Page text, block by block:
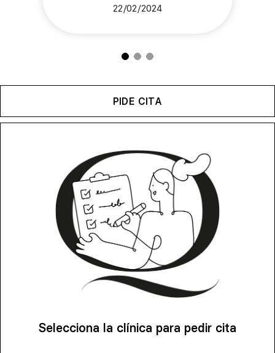
22/02/2024
PIDE CITA
Selecciona la clínica para pedir cita